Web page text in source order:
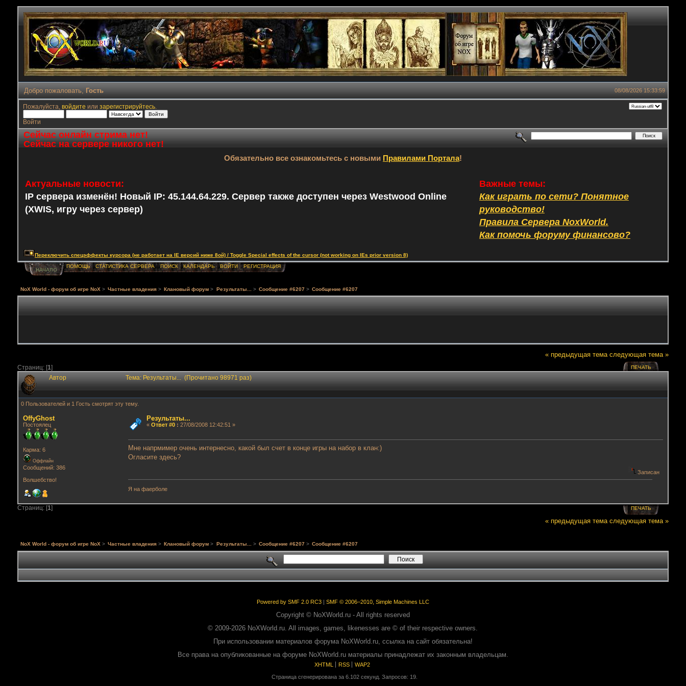
08/08/2026 15:33:59
Добро пожаловать, Гость
Пожалуйста, войдите или зарегистрируйтесь.
Войти
Сейчас онлайн стрима нет!
Сейчас на сервере никого нет!
Обязательно все ознакомьтесь с новыми Правилами Портала!
Актуальные новости:
IP сервера изменён! Новый IP: 45.144.64.229. Сервер также доступен через Westwood Online
(XWIS, игру через сервер)
Важные темы:
Как играть по сети? Понятное
руководство!
Правила Сервера NoxWorld.
Как помочь форуму финансово?
Переключить спецэффекты курсора (не работает на IE версий ниже 8ой) / Toggle Special effects of the cursor (not working on IEs prior version 8)
НАЧАЛО
ПОМОЩЬ СТАТИСТИКА СЕРВЕРА ПОИСК КАЛЕНДАРЬ ВОЙТИ РЕГИСТРАЦИЯ
NoX World - форум об игре NoX > Частные владения > Клановый форум > Результаты... > Сообщение #6207> Сообщение #6207
« предыдущая тема следующая тема »
Страниц: [1] ПЕЧАТЬ
Автор Тема: Результаты... (Прочитано 98971 раз)
0 Пользователей и 1 Гость смотрят эту тему.
OffyGhost
Постоялец
Карма: 6
Оффлайн
Сообщений: 386
Волшебство!
Результаты...
« Ответ #0: 27/08/2008 12:42:51 »
Мне напрмимер очень интернесно, какой был счет в конце игры на набор в клан:)
Огласите здесь?
Записан
Я на фаерболе
ПЕЧАТЬ
Страниц: [1]
« предыдущая тема следующая тема »
NoX World - форум об игре NoX > Частные владения > Клановый форум > Результаты... > Сообщение #6207> Сообщение #6207
Powered by SMF 2.0 RC3| SMF © 2006–2010, Simple Machines LLC
Copyright © NoXWorld.ru - All rights reserved
© 2009-2026 NoXWorld.ru. All images, games, likenesses are © of their respective owners.
При использовании материалов форума NoXWorld.ru, ссылка на сайт обязательна!
Все права на опубликованные на форуме NoXWorld.ru материалы принадлежат их законным владельцам.
XHTML RSS
WAP2
Страница сгенерирована за 6.102 секунд. Запросов: 19.